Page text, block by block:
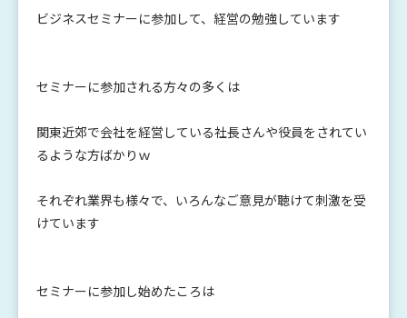
ビジネスセミナーに参加して、経営の勉強しています
セミナーに参加される方々の多くは
関東近郊で会社を経営している社長さんや役員をされてい
るような方ばかりｗ
それぞれ業界も様々で、いろんなご意見が聴けて刺激を受
けています
セミナーに参加し始めたころは